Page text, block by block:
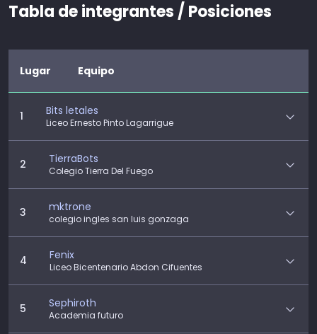
Tabla de integrantes / Posiciones
Lugar Equipo
1 Bits letales
Liceo Ernesto Pinto Lagarrigue
2 TierraBots
Colegio Tierra Del Fuego
3 mktrone
colegio ingles san luis gonzaga
4 Fenix
Liceo Bicentenario Abdon Cifuentes
5 Sephiroth
Academia futuro